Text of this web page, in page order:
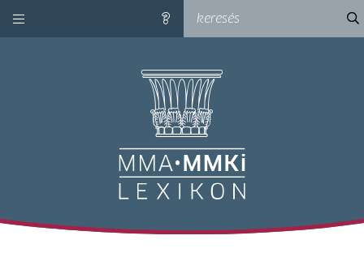
kategóriák
súgó